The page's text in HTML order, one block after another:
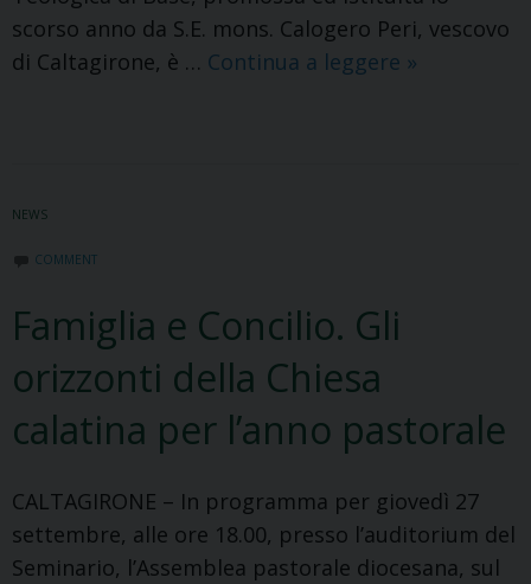
scorso anno da S.E. mons. Calogero Peri, vescovo
di Caltagirone, è … Continua a leggere Aperte
Base
Marcino’”
»
NEWS
COMMENT
Famiglia e Concilio. Gli
orizzonti della Chiesa
calatina per l’anno pastorale
CALTAGIRONE – In programma per giovedì 27
settembre, alle ore 18.00, presso l’auditorium del
Seminario, l’Assemblea pastorale diocesana, sul